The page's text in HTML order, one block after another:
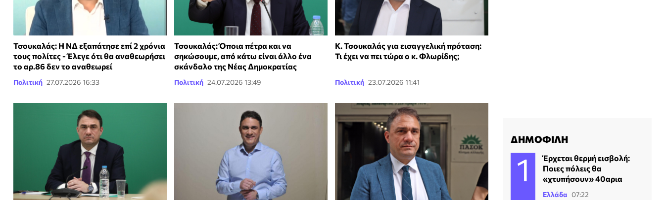
Τσουκαλάς: Η ΝΔ εξαπάτησε επί 2 χρόνια
τους πολίτες - Έλεγε ότι θα αναθεωρήσει
το αρ.86 δεν το αναθεωρεί
Πολιτική 27.07.2026 16:33
Τσουκαλάς: Όποια πέτρα και να
σηκώσουμε, από κάτω είναι άλλο ένα
σκάνδαλο της Νέας Δημοκρατίας
Πολιτική 24.07.2026 13:49
Κ. Τσουκαλάς για εισαγγελική πρόταση:
Τι έχει να πει τώρα ο κ. Φλωρίδης;
Πολιτική 23.07.2026 11:41
ΔΗΜΟΦΙΛΗ
Έρχεται θερμή εισβολή:
Ποιες πόλεις θα
«χτυπήσουν» 40αρια
Ελλάδα 07:22